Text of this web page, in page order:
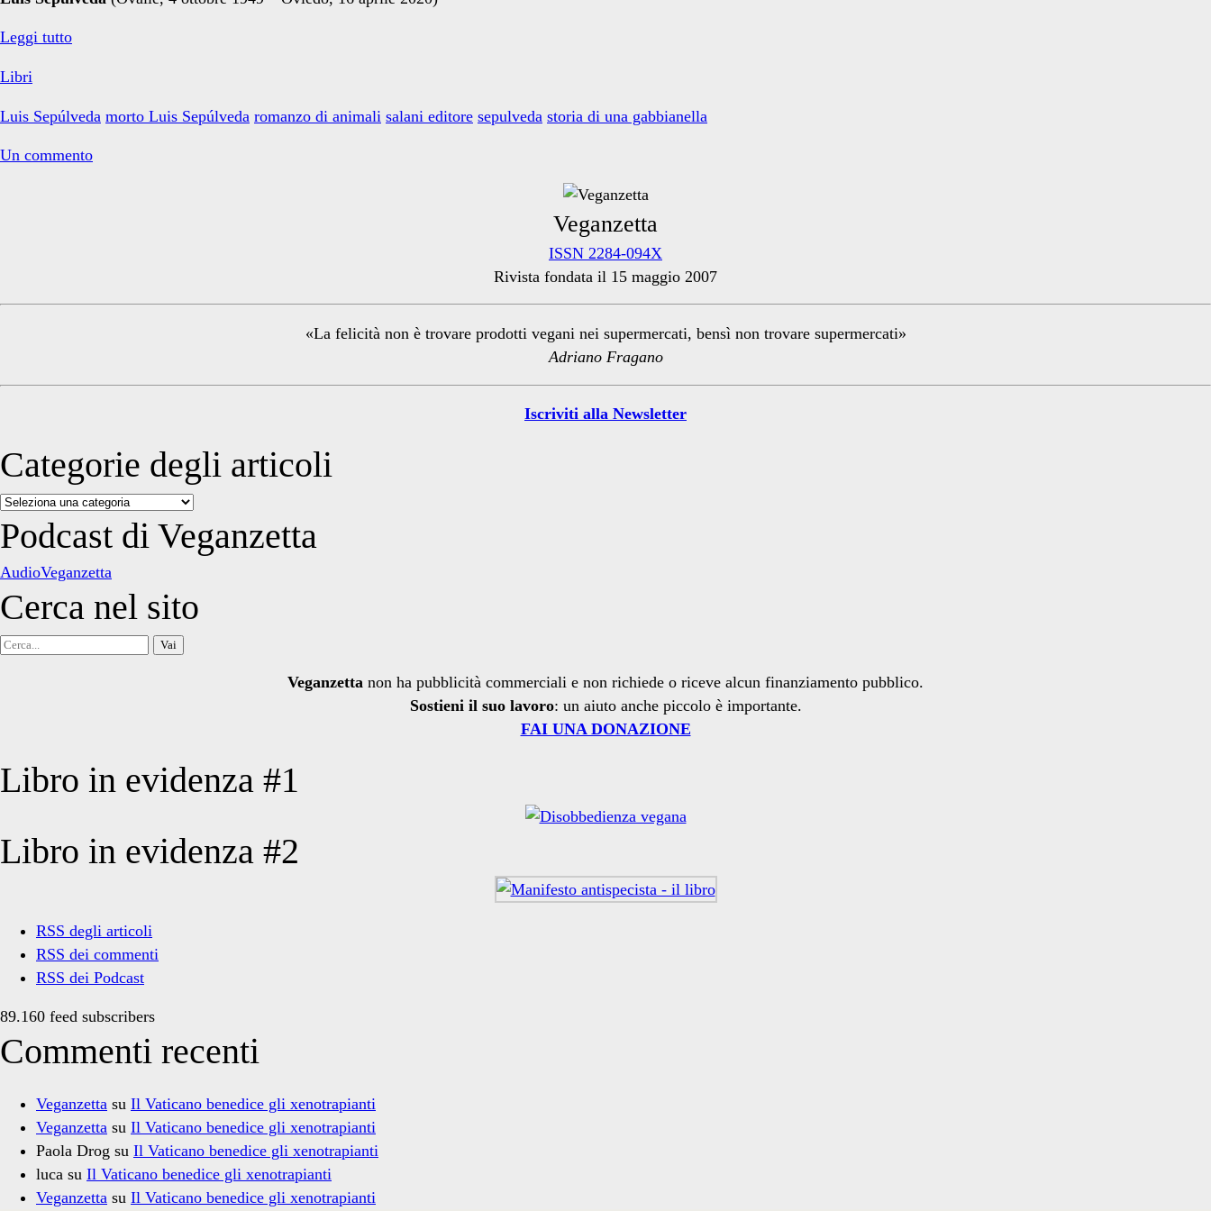
Luis
Sepúlveda</span>
Leggi tuttoTi
Libri
Luis Sepúlveda morto Luis Sepúlveda romanzo di animali salani editore sepulveda storia di una gabbianella
Un commento
Sidebar
Veganzetta
ISSN 2284-094X
Rivista fondata il 15 maggio 2007
«La felicità non è trovare prodotti vegani nei supermercati, bensì non trovare supermercati»
Adriano Fragano
Iscriviti alla Newsletter
Categorie degli articoli
Categorie
degli
articoli
Podcast di Veganzetta
AudioVeganzetta
Cerca nel sito
Cerca
Veganzetta non ha pubblicità commerciali e non richiede o riceve alcun finanziamento pubblico.
Sostieni il suo lavoro: un aiuto anche piccolo è importante.
FAI UNA DONAZIONE
Libro in evidenza #1
Libro in evidenza #2
RSS degli articoli
RSS dei commenti
RSS dei Podcast
89.160 feed subscribers
Commenti recenti
Veganzetta su Il Vaticano benedice gli xenotrapianti
Veganzetta su Il Vaticano benedice gli xenotrapianti
Paola Drog su Il Vaticano benedice gli xenotrapianti
luca su Il Vaticano benedice gli xenotrapianti
Veganzetta su Il Vaticano benedice gli xenotrapianti